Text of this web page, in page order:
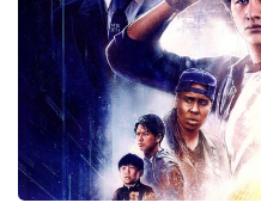
Seriály
Hry
Cool Esport
Pořady